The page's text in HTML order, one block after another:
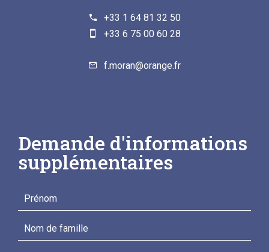
+33 1 64 81 32 50
+33 6 75 00 60 28
f.moran@orange.fr
Demande d'informations
supplémentaires